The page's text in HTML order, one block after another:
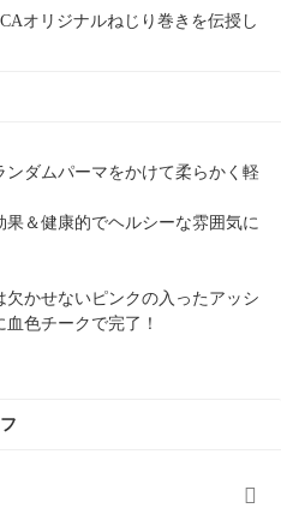
オリジナルねじり巻きを伝授し
ダムパーマをかけて柔らかく軽
＆健康的でヘルシーな雰囲気に
かせないピンクの入ったアッシ
色チークで完了！